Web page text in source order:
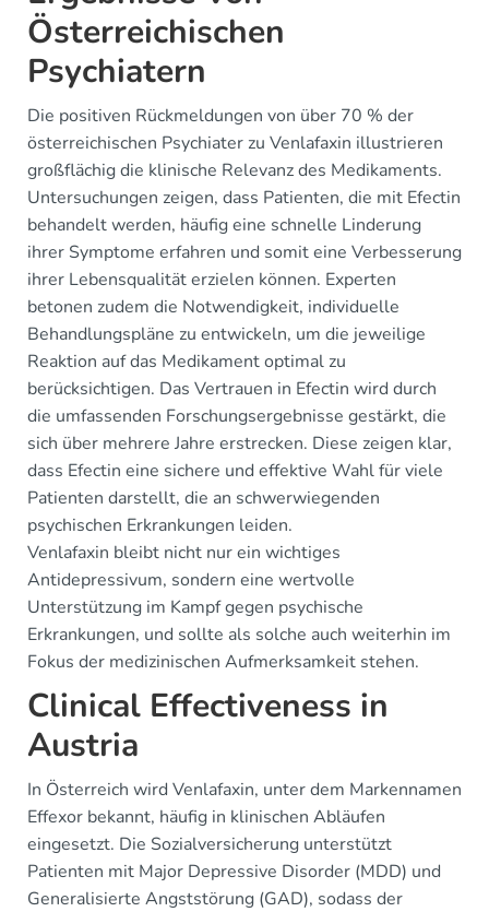
Österreichischen
Psychiatern
Die positiven Rückmeldungen von über 70 % der
österreichischen Psychiater zu Venlafaxin illustrieren
großflächig die klinische Relevanz des Medikaments.
Untersuchungen zeigen, dass Patienten, die mit Efectin
behandelt werden, häufig eine schnelle Linderung
ihrer Symptome erfahren und somit eine Verbesserung
ihrer Lebensqualität erzielen können. Experten
betonen zudem die Notwendigkeit, individuelle
Behandlungspläne zu entwickeln, um die jeweilige
Reaktion auf das Medikament optimal zu
berücksichtigen. Das Vertrauen in Efectin wird durch
die umfassenden Forschungsergebnisse gestärkt, die
sich über mehrere Jahre erstrecken. Diese zeigen klar,
dass Efectin eine sichere und effektive Wahl für viele
Patienten darstellt, die an schwerwiegenden
psychischen Erkrankungen leiden.
Venlafaxin bleibt nicht nur ein wichtiges
Antidepressivum, sondern eine wertvolle
Unterstützung im Kampf gegen psychische
Erkrankungen, und sollte als solche auch weiterhin im
Fokus der medizinischen Aufmerksamkeit stehen.
Clinical Effectiveness in
Austria
In Österreich wird Venlafaxin, unter dem Markennamen
Effexor bekannt, häufig in klinischen Abläufen
eingesetzt. Die Sozialversicherung unterstützt
Patienten mit Major Depressive Disorder (MDD) und
Generalisierte Angststörung (GAD), sodass der